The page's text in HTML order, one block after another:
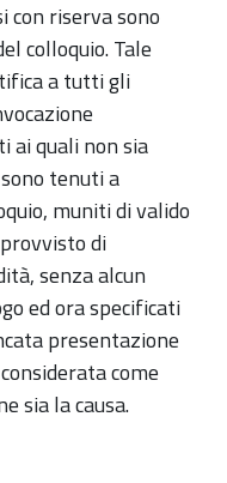
con riserva sono
colloquio. Tale
a tutti gli
ai quali non sia
tenuti a
muniti di valido
di
senza alcun
ed ora specificati
presentazione
come
sia la causa.